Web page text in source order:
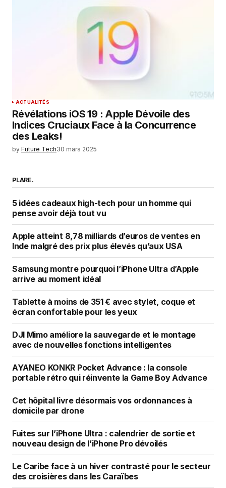
ACTUALITÉS
Révélations iOS 19 : Apple Dévoile des
Indices Cruciaux Face à la Concurrence
des Leaks!
by Future Tech30 mars 2025
PLARE.
5 idées cadeaux high-tech pour un homme qui
pense avoir déjà tout vu
Apple atteint 8,78 milliards d’euros de ventes en
Inde malgré des prix plus élevés qu’aux USA
Samsung montre pourquoi l’iPhone Ultra d’Apple
arrive au moment idéal
Tablette à moins de 351 € avec stylet, coque et
écran confortable pour les yeux
DJI Mimo améliore la sauvegarde et le montage
avec de nouvelles fonctions intelligentes
AYANEO KONKR Pocket Advance : la console
portable rétro qui réinvente la Game Boy Advance
Cet hôpital livre désormais vos ordonnances à
domicile par drone
Fuites sur l’iPhone Ultra : calendrier de sortie et
nouveau design de l’iPhone Pro dévoilés
Le Caribe face à un hiver contrasté pour le secteur
des croisières dans les Caraïbes